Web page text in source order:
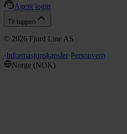
Agent login
Til toppen
© 2026 Fjord Line AS
·Informasjonskapsler·Personvern
Norge (NOK)